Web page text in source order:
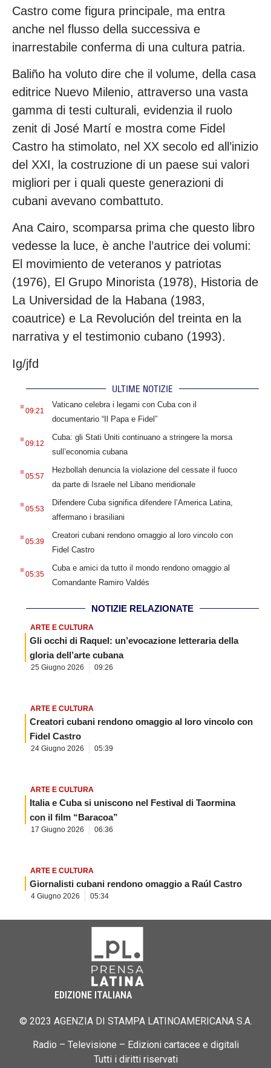
Castro come figura principale, ma entra
anche nel flusso della successiva e
inarrestabile conferma di una cultura patria.
Baliño ha voluto dire che il volume, della casa
editrice Nuevo Milenio, attraverso una vasta
gamma di testi culturali, evidenzia il ruolo
zenit di José Martí e mostra come Fidel
Castro ha stimolato, nel XX secolo ed all’inizio
del XXI, la costruzione di un paese sui valori
migliori per i quali queste generazioni di
cubani avevano combattuto.
Ana Cairo, scomparsa prima che questo libro
vedesse la luce, è anche l’autrice dei volumi:
El movimiento de veteranos y patriotas
(1976), El Grupo Minorista (1978), Historia de
La Universidad de la Habana (1983,
coautrice) e La Revolución del treinta en la
narrativa y el testimonio cubano (1993).
Ig/jfd
ULTIME NOTIZIE
.09:21
Vaticano celebra i legami con Cuba con il
documentario “Il Papa e Fidel”
.09:12
Cuba: gli Stati Uniti continuano a stringere la morsa
sull’economia cubana
.05:57
Hezbollah denuncia la violazione del cessate il fuoco
da parte di Israele nel Libano meridionale
.05:53
Difendere Cuba significa difendere l’America Latina,
affermano i brasiliani
.05:39
Creatori cubani rendono omaggio al loro vincolo con
Fidel Castro
.05:35
Cuba e amici da tutto il mondo rendono omaggio al
Comandante Ramiro Valdés
NOTIZIE RELAZIONATE
ARTE E CULTURA
Gli occhi di Raquel: un’evocazione letteraria della
gloria dell’arte cubana
25 Giugno 2026 09:26
ARTE E CULTURA
Creatori cubani rendono omaggio al loro vincolo con
Fidel Castro
24 Giugno 2026 05:39
ARTE E CULTURA
Italia e Cuba si uniscono nel Festival di Taormina
con il film “Baracoa”
17 Giugno 2026 06:36
ARTE E CULTURA
Giornalisti cubani rendono omaggio a Raúl Castro
4 Giugno 2026 05:34
EDIZIONE ITALIANA
© 2023 AGENZIA DI STAMPA LATINOAMERICANA S.A.
Radio – Televisione – Edizioni cartacee e digitali
Tutti i diritti riservati